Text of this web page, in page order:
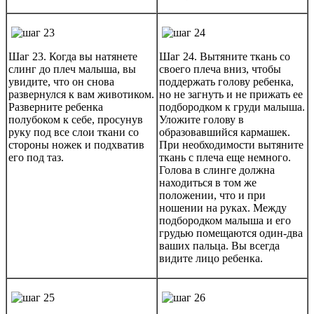
Шаг 23. Когда вы натянете
слинг до плеч малыша, вы
увидите, что он снова
развернулся к вам животиком.
Разверните ребенка
полубоком к себе, просунув
руку под все слои ткани со
стороны ножек и подхватив
его под таз.
Шаг 24. Вытяните ткань со
своего плеча вниз, чтобы
поддержать голову ребенка,
но не загнуть и не прижать ее
подбородком к груди малыша.
Уложите голову в
образовавшийся кармашек.
При необходимости вытяните
ткань с плеча еще немного.
Голова в слинге должна
находиться в том же
положении, что и при
ношении на руках. Между
подбородком малыша и его
грудью помещаются один-два
ваших пальца. Вы всегда
видите лицо ребенка.